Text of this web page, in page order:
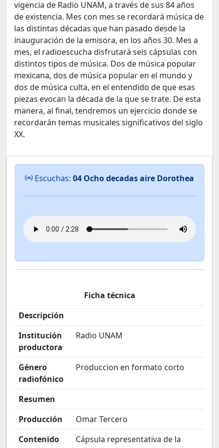
vigencia de Radio UNAM, a través de sus 84 años
de existencia. Mes con mes se recordará música de
las distintas décadas que han pasado desde la
inauguración de la emisora, en los años 30. Mes a
mes, el radioescucha disfrutará seis cápsulas con
distintos tipos de música. Dos de música popular
mexicana, dos de música popular en el mundo y
dos de música culta, en el entendido de que esas
piezas evocan la década de la que se trate. De esta
manera, al final, tendremos un ejercicio donde se
recordarán temas musicales significativos del siglo
XX.
Escuchas: 04 Ocho decadas aire Dorothea
Ficha técnica
Descripción
Institución
productora
Radio UNAM
Género
radiofónico
Produccion en formato corto
Resumen
Producción
Omar Tercero
Contenido
Cápsula representativa de la